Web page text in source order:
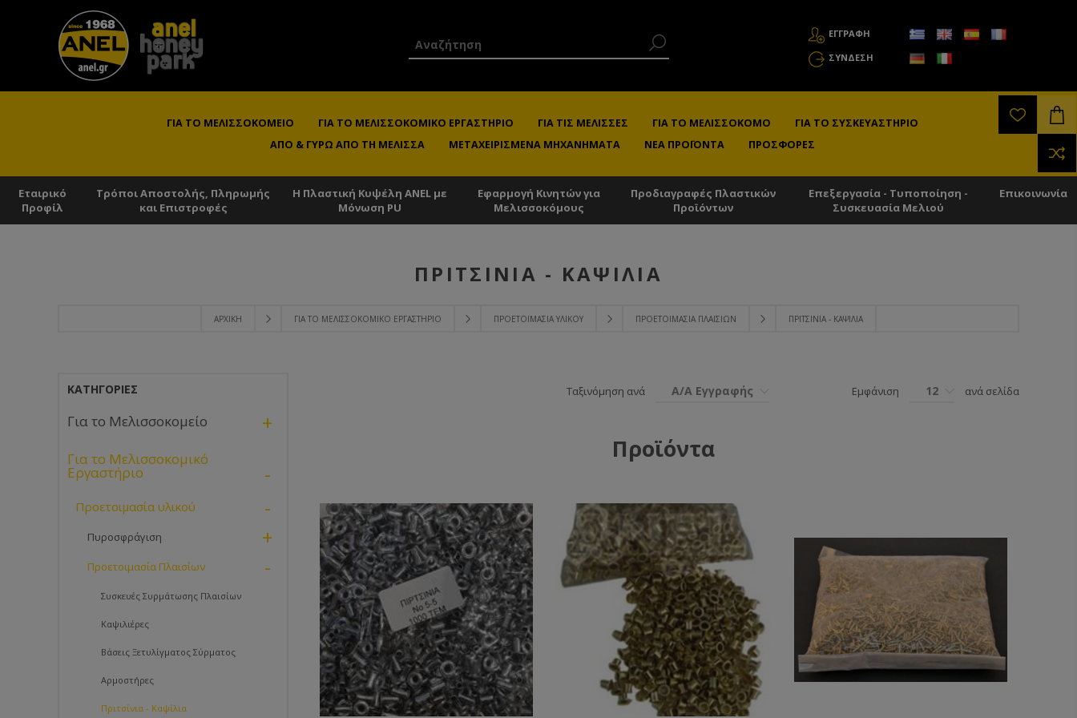
ΕΓΓΡΑΦΗ
ΣΎΝΔΕΣΗ
ΓΙΑ ΤΟ ΜΕΛΙΣΣΟΚΟΜΕΊΟ ΓΙΑ ΤΟ ΜΕΛΙΣΣΟΚΟΜΙΚΌ ΕΡΓΑΣΤΉΡΙΟ ΓΙΑ ΤΙΣ ΜΈΛΙΣΣΕΣ ΓΙΑ ΤΟ ΜΕΛΙΣΣΟΚΌΜΟ
ΓΙΑ ΤΟ ΣΥΣΚΕΥΑΣΤΉΡΙΟ
ΑΠΌ & ΓΎΡΩ ΑΠΌ ΤΗ ΜΈΛΙΣΣΑ
ΜΕΤΑΧΕΙΡΙΣΜΈΝΑ ΜΗΧΑΝΉΜΑΤΑ ΝΈΑ ΠΡΟΪΌΝΤΑ ΠΡΟΣΦΟΡΈΣ
Εταιρικό
Προφίλ
Τρόποι Αποστολής, Πληρωμής
και Επιστροφές
Η Πλαστική Κυψέλη ANEL με
Μόνωση PU
Εφαρμογή Κινητών για
Μελισσοκόμους
Προδιαγραφές Πλαστικών
Προϊόντων
Επεξεργασία - Τυποποίηση -
Συσκευασία Μελιού
Επικοινωνία
ΑΡΧΙΚΉ ΓΙΑ ΤΟ ΜΕΛΙΣΣΟΚΟΜΙΚΌ ΕΡΓΑΣΤΉΡΙΟ ΠΡΟΕΤΟΙΜΑΣΊΑ ΥΛΙΚΟΎ ΠΡΟΕΤΟΙΜΑΣΊΑ ΠΛΑΙΣΊΩΝ ΠΡΙΤΣΊΝΙΑ - ΚΑΨΊΛΙΑ
ΠΡΙΤΣΊΝΙΑ - ΚΑΨΊΛΙΑ
Ταξινόμηση ανά Α/Α Εγγραφής Εμφάνιση 12 ανά σελίδα
Προϊόντα
ΚΑΤΗΓΟΡΊΕΣ
Για το Μελισσοκομείο +
Για το Μελισσοκομικό
Εργαστήριο -
Προετοιμασία υλικού -
Πυροσφράγιση +
Προετοιμασία Πλαισίων -
Συσκευές Συρμάτωσης Πλαισίων
Καψιλιέρες
Βάσεις Ξετυλίγματος Σύρματος
Αρμοστήρες
Πριτσίνια - Καψίλια